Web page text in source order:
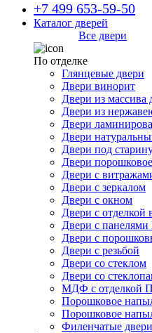
+7 499 653-59-50
Каталог дверей
Все двери
По отделке
Глянцевые двери
Двери винорит
Двери из массива
Двери из
Двери
Двери
Двери под
Двери
Двери с
Двери с зеркалом
Двери с окном
Двери с отделкой
Двери с
Двери с
Двери с резьбой
Двери со стеклом
Двери со
МДФ с отделкой
Порошковое
Порошковое
Филенчатые двери